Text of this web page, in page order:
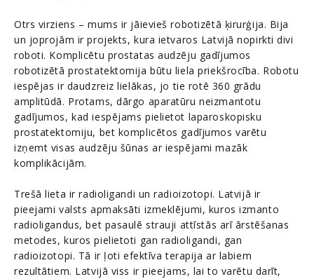
Otrs virziens – mums ir jāievieš robotizētā ķirurģija. Bija
un joprojām ir projekts, kura ietvaros Latvijā nopirkti divi
roboti. Komplicētu prostatas audzēju gadījumos
robotizētā prostatektomija būtu liela priekšrocība. Robotu
iespējas ir daudzreiz lielākas, jo tie rotē 360 grādu
amplitūdā. Protams, dārgo aparatūru neizmantotu
gadījumos, kad iespējams pielietot laparoskopisku
prostatektomiju, bet komplicētos gadījumos varētu
izņemt visas audzēju šūnas ar iespējami mazāk
komplikācijām.
Trešā lieta ir radioligandi un radioizotopi. Latvijā ir
pieejami valsts apmaksāti izmeklējumi, kuros izmanto
radioligandus, bet pasaulē strauji attīstās arī ārstēšanas
metodes, kuros pielietoti gan radioligandi, gan
radioizotopi. Tā ir ļoti efektīva terapija ar labiem
rezultātiem. Latvijā viss ir pieejams, lai to varētu darīt,